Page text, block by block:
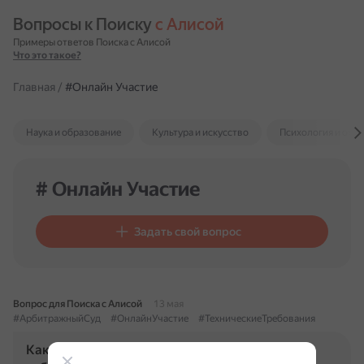
Вопросы к Поиску с Алисой
Примеры ответов Поиска с Алисой
Что это такое?
Главная / #Онлайн Участие
Наука и образование Культура и искусство Психология и
# Онлайн Участие
Задать свой вопрос
Вопрос для Поиска с Алисой
13 мая
#АрбитражныйСуд
#ОнлайнУчастие #ТехническиеТребования
Какие технические требования должны быть